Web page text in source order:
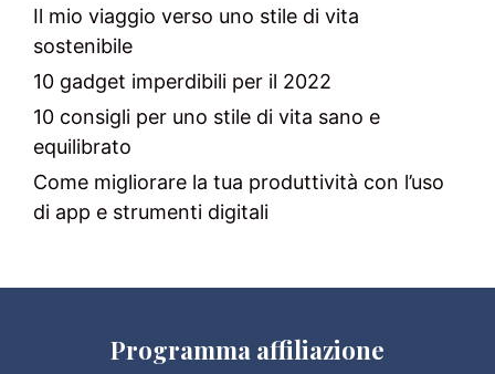
Il mio viaggio verso uno stile di vita
sostenibile
10 gadget imperdibili per il 2022
10 consigli per uno stile di vita sano e
equilibrato
Come migliorare la tua produttività con l’uso
di app e strumenti digitali
Programma affiliazione